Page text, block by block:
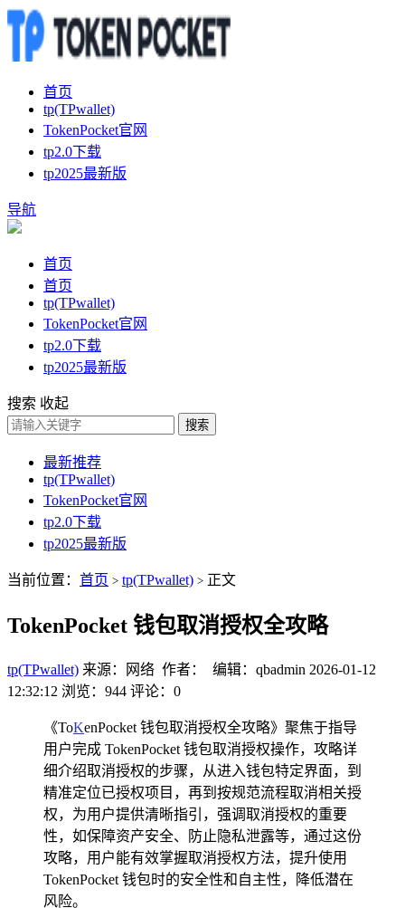
首页
tp(TPwallet)
TokenPocket官网
tp2.0下载
tp2025最新版
导航
首页
首页
tp(TPwallet)
TokenPocket官网
tp2.0下载
tp2025最新版
搜索 收起
搜索
最新推荐
tp(TPwallet)
TokenPocket官网
tp2.0下载
tp2025最新版
当前位置： 首页 > tp(TPwallet) > 正文
TokenPocket 钱包取消授权全攻略
tp(TPwallet) 来源：网络 作者： 编辑：qbadmin 2026-01-12
12:32:12 浏览：944 评论：0
《ToKenPocket 钱包取消授权全攻略》聚焦于指导
用户完成 TokenPocket 钱包取消授权操作，攻略详
细介绍取消授权的步骤，从进入钱包特定界面，到
精准定位已授权项目，再到按规范流程取消相关授
权，为用户提供清晰指引，强调取消授权的重要
性，如保障资产安全、防止隐私泄露等，通过这份
攻略，用户能有效掌握取消授权方法，提升使用
TokenPocket 钱包时的安全性和自主性，降低潜在
风险。